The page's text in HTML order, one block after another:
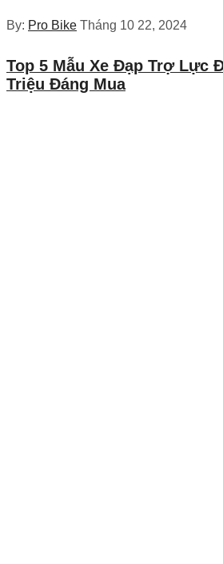
By: Pro Bike Tháng 10 22, 2024
Top 5 Mẫu Xe Đạp Trợ Lực
Triệu Đáng Mua